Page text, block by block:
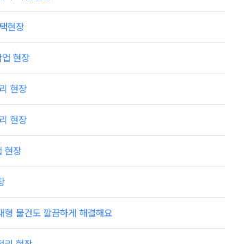
현장
업 현장
현장
현장
현장
형 물건도 깔끔하게 해결해요